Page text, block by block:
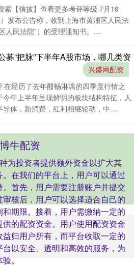
索【信披】查看更多考评等级 7月19
发布公告称，收到上海市黄浦区人民法
人民法院”）的受理通知书。....
募“把脉”下半年A股市场，哪几类资
兴盛网配资
在经历了去年酣畅淋漓的四季度行情之
年上半年呈现鲜明的板块结构特征，人
体，新消费，红利相继轮动，中....
博牛配资
为投资者提供额外资金以扩大其
在我们的平台上，用户可以通过
首先，用户需要注册账户并提交
核后，用户可以选择适合自己的
期限。接着，用户需缴纳一定的
的配资资金。用户使用配资资金
归用户所有，而平台收取一定的
以安全、透明和高效的服务，为
。